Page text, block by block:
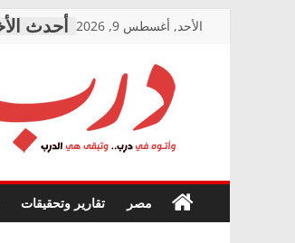
الأحد, أغسطس 9, 2026
درب
في
درب..
مصر تقارير وتحقيقات